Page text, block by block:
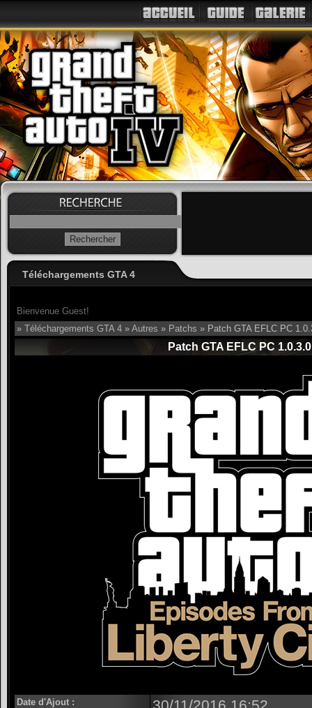
Téléchargements GTA 4
Bienvenue Guest!
» Téléchargements GTA 4 » Autres » Patchs » Patch GTA EFLC PC
Patch GTA EFLC PC 1.0.3.0
Date d'Ajout :